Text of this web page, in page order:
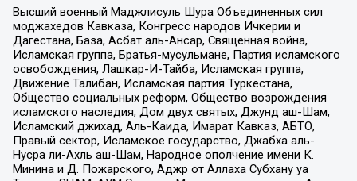
Высший военный Маджлисуль Шура Объединенных сил
моджахедов Кавказа, Конгресс народов Ичкерии и
Дагестана, База, Асбат аль-Ансар, Священная война,
Исламская группа, Братья-мусульмане, Партия исламского
освобождения, Лашкар-И-Тайба, Исламская группа,
Движение Талибан, Исламская партия Туркестана,
Общество социальных реформ, Общество возрождения
исламского наследия, Дом двух святых, Джунд аш-Шам,
Исламский джихад, Аль-Каида, Имарат Кавказ, АБТО,
Правый сектор, Исламское государство, Джабха аль-
Нусра ли-Ахль аш-Шам, Народное ополчение имени К.
Минина и Д. Пожарского, Аджр от Аллаха Субхану уа